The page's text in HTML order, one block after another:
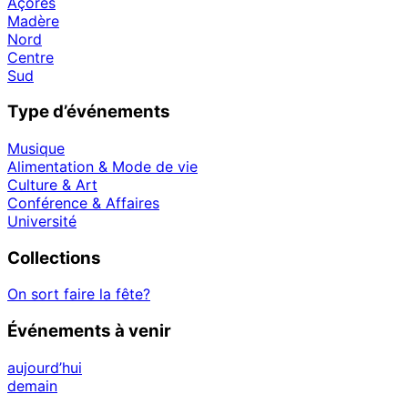
Madère
Nord
Centre
Sud
Type d’événements
Musique
Alimentation & Mode de vie
Culture & Art
Conférence & Affaires
Université
Collections
On sort faire la fête?
Événements à venir
aujourd’hui
demain